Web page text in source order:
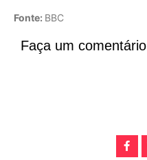
Fonte: BBC
Faça um comentário